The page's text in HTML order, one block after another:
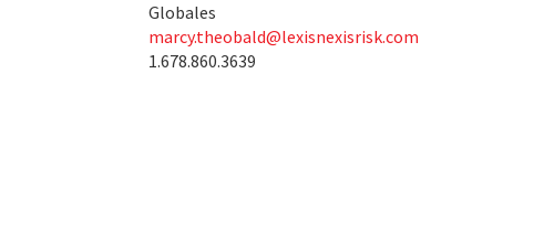
Globales
marcy.theobald@lexisnexisrisk.com
1.678.860.3639